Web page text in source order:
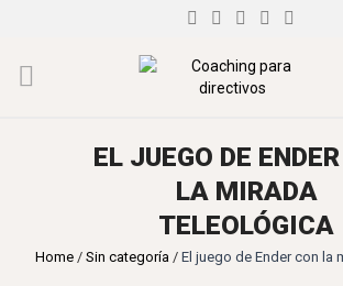
EL JUEGO DE
LA MIRADA
TELEOLÓGICA
Home / Sin categoría / El juego de Ender con la